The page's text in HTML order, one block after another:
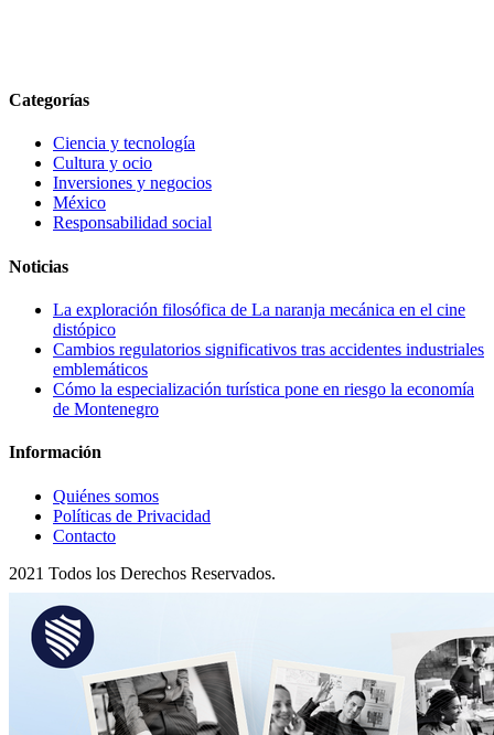
Categorías
Ciencia y tecnología
Cultura y ocio
Inversiones y negocios
México
Responsabilidad social
Noticias
La exploración filosófica de La naranja mecánica en el cine
distópico
Cambios regulatorios significativos tras accidentes industriales
emblemáticos
Cómo la especialización turística pone en riesgo la economía
de Montenegro
Información
Quiénes somos
Políticas de Privacidad
Contacto
2021 Todos los Derechos Reservados.